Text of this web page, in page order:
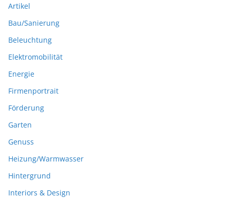
Artikel
Bau/Sanierung
Beleuchtung
Elektromobilität
Energie
Firmenportrait
Förderung
Garten
Genuss
Heizung/Warmwasser
Hintergrund
Interiors & Design